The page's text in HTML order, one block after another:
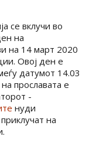
се вклучи во
на
на 14 март 2020
Овој ден е
датумот 14.03
прославата е
-
нуди
на